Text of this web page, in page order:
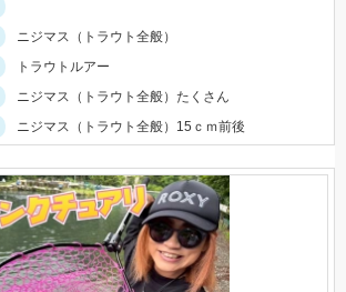
ニジマス（トラウト全般）
トラウトルアー
ニジマス（トラウト全般）たくさん
ニジマス（トラウト全般）15ｃｍ前後